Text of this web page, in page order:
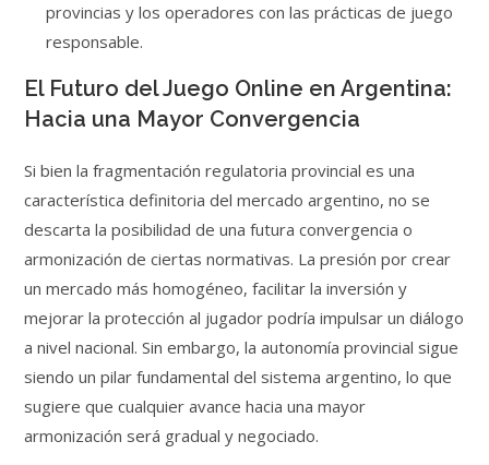
provincias y los operadores con las prácticas de juego
responsable.
El Futuro del Juego Online en Argentina:
Hacia una Mayor Convergencia
Si bien la fragmentación regulatoria provincial es una
característica definitoria del mercado argentino, no se
descarta la posibilidad de una futura convergencia o
armonización de ciertas normativas. La presión por crear
un mercado más homogéneo, facilitar la inversión y
mejorar la protección al jugador podría impulsar un diálogo
a nivel nacional. Sin embargo, la autonomía provincial sigue
siendo un pilar fundamental del sistema argentino, lo que
sugiere que cualquier avance hacia una mayor
armonización será gradual y negociado.